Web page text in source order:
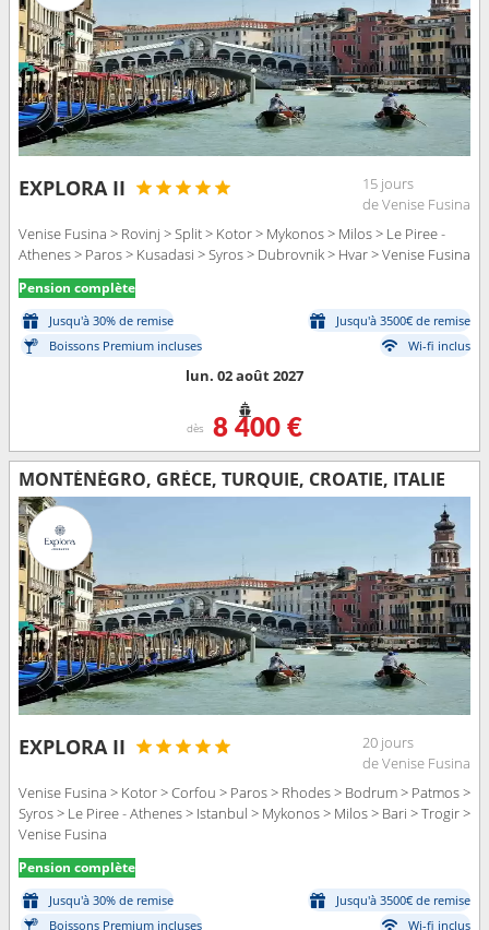
EXPLORA II
15 jours
de Venise Fusina
Venise Fusina > Rovinj > Split > Kotor > Mykonos > Milos > Le Piree -
Athenes > Paros > Kusadasi > Syros > Dubrovnik > Hvar > Venise Fusina
Pension complète
Jusqu'à 30% de remise
Jusqu'à 3500€ de remise
Boissons Premium incluses
Wi-fi inclus
lun. 02 août 2027
dès 8 400 €
MONTÉNÉGRO, GRÈCE, TURQUIE, CROATIE, ITALIE
EXPLORA II
20 jours
de Venise Fusina
Venise Fusina > Kotor > Corfou > Paros > Rhodes > Bodrum > Patmos >
Syros > Le Piree - Athenes > Istanbul > Mykonos > Milos > Bari > Trogir >
Venise Fusina
Pension complète
Jusqu'à 30% de remise
Jusqu'à 3500€ de remise
Boissons Premium incluses
Wi-fi inclus